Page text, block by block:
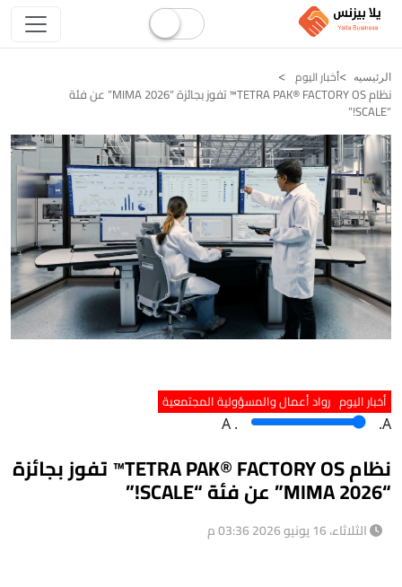
الرئيسيه أخبار اليوم
نظام TETRA PAK®️ FACTORY OS™️ تفوز بجائزة “MIMA 2026” عن فئة
“SCALE!”
أخبار اليوم رواد أعمال والمسؤولية المجتمعية
A . .A
نظام TETRA PAK®️ FACTORY OS™️ تفوز بجائزة
“MIMA 2026” عن فئة “SCALE!”
الثلاثاء، 16 يونيو 2026 03:36 م